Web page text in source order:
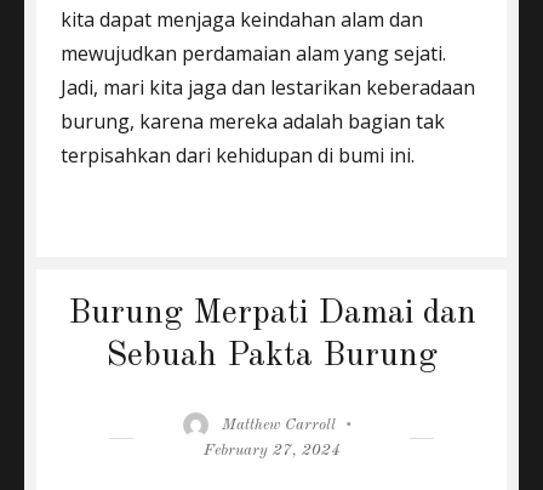
kita dapat menjaga keindahan alam dan
mewujudkan perdamaian alam yang sejati.
Jadi, mari kita jaga dan lestarikan keberadaan
burung, karena mereka adalah bagian tak
terpisahkan dari kehidupan di bumi ini.
Burung Merpati Damai dan
Sebuah Pakta Burung
Author
Matthew Carroll
February 27, 2024